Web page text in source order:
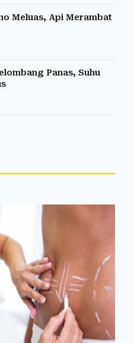
Meluas, Api Merambat
Panas, Suhu